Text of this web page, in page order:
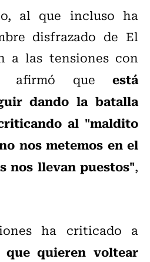
al que incluso ha
disfrazado de El
a las tensiones con
afirmó que está
dando la batalla
al "maldito
nos metemos en el
nos llevan puestos",
ha criticado a
que quieren voltear